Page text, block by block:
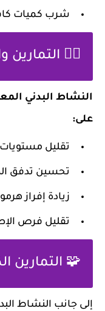
شرب كميات
🧘‍♂️ التمارين
النشاط البدني
على:
تقليل مستويات
تحسين تدفق
زيادة إفراز
تقليل فرص
🧩 التمارين
إلى جانب النشاط